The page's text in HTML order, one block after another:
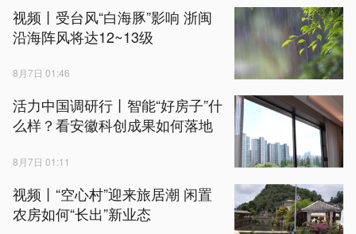
视频丨受台风“白海豚”影响 浙闽
沿海阵风将达12~13级
8月7日 01:46
活力中国调研行丨智能“好房子”什
么样？看安徽科创成果如何落地
8月7日 01:11
视频丨“空心村”迎来旅居潮 闲置
农房如何“长出”新业态